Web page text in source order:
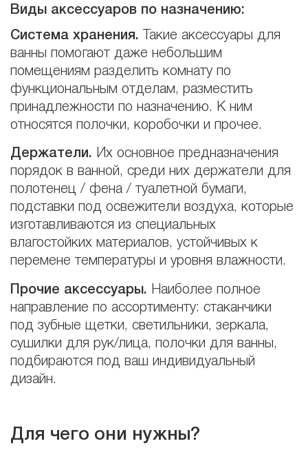
Виды аксессуаров по назначению:
Система хранения. Такие аксессуары для
ванны помогают даже небольшим
помещениям разделить комнату по
функциональным отделам, разместить
принадлежности по назначению. К ним
относятся полочки, коробочки и прочее.
Держатели. Их основное предназначения
порядок в ванной, среди них держатели для
полотенец / фена / туалетной бумаги,
подставки под освежители воздуха, которые
изготавливаются из специальных
влагостойких материалов, устойчивых к
перемене температуры и уровня влажности.
Прочие аксессуары. Наиболее полное
направление по ассортименту: стаканчики
под зубные щетки, светильники, зеркала,
сушилки для рук/лица, полочки для ванны,
подбираются под ваш индивидуальный
дизайн.
Для чего они нужны?